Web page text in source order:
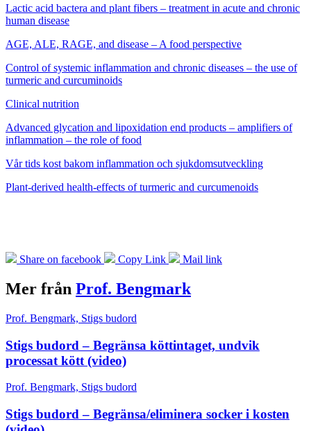
Lactic acid bactera and plant fibers – treatment in acute and chronic
human disease
AGE, ALE, RAGE, and disease – A food perspective
Control of systemic inflammation and chronic diseases – the use of
turmeric and curcuminoids
Clinical nutrition
Advanced glycation and lipoxidation end products – amplifiers of
inflammation – the role of food
Vår tids kost bakom inflammation och sjukdomsutveckling
Plant-derived health-effects of turmeric and curcumenoids
Share on facebook Copy Link Mail link
Mer från Prof. Bengmark
Prof. Bengmark, Stigs budord
Stigs budord – Begränsa köttintaget, undvik
processat kött (video)
Prof. Bengmark, Stigs budord
Stigs budord – Begränsa/eliminera socker i kosten